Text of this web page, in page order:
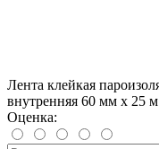
Лента клейкая
внутренняя 60 мм x 25 м
Оценка: